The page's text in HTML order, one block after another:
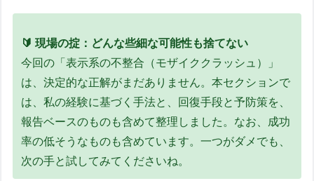
🔰 現場の掟：どんな些細な可能性も捨てない
今回の「表示系の不整合（モザイククラッシュ）」
は、決定的な正解がまだありません。本セクションで
は、私の経験に基づく手法と、回復手段と予防策を、
報告ベースのものも含めて整理しました。なお、成功
率の低そうなものも含めています。一つがダメでも、
次の手と試してみてくださいね。